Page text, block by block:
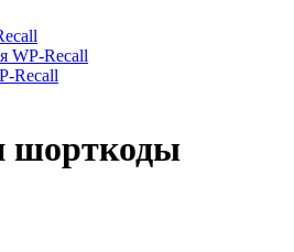
WP-Recall
Recall
шорткоды